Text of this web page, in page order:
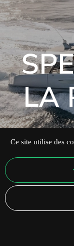
LA
Ce site utilise des